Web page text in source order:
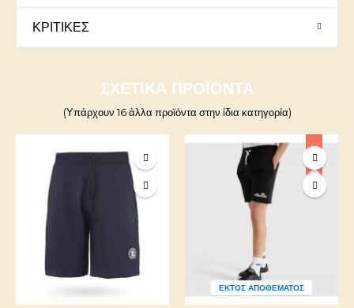
ΚΡΙΤΙΚΈΣ
ΣΧΕΤΙΚΆ ΠΡΟΪΌΝΤΑ
(Υπάρχουν 16 άλλα προϊόντα στην ίδια κατηγορία)
ΕΚΤΌΣ ΑΠΟΘΈΜΑΤΟΣ
-25%